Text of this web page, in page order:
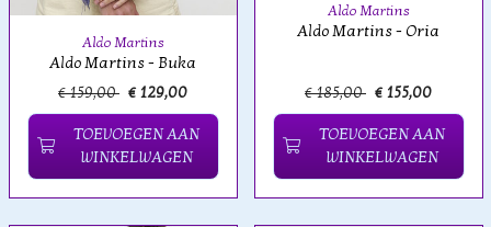
Aldo Martins
Aldo Martins - Buka
€ 159,00 € 129,00
TOEVOEGEN AAN
WINKELWAGEN
Aldo Martins
Aldo Martins - Oria
€ 185,00 € 155,00
TOEVOEGEN AAN
WINKELWAGEN